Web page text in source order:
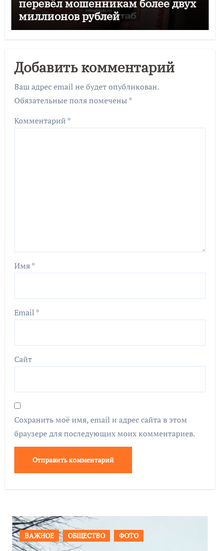
перевёл мошенникам более двух
миллионов рублей
Добавить комментарий
Ваш адрес email не будет опубликован.
Обязательные поля помечены *
Комментарий *
Имя*
Email *
Сайт
Сохранить моё имя, email и адрес сайта в этом
браузере для последующих моих комментариев.
ПРОИСШЕСТВИЯ ФОТО